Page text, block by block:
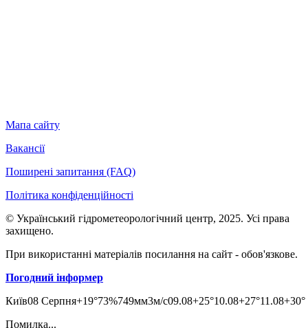
Мапа сайту
Вакансії
Поширені запитання (FAQ)
Політика конфіденційності
© Український гідрометеорологічний центр, 2025. Усі права
захищено.
При використанні матеріалів посилання на сайт - обов'язкове.
Погодний інформер
Київ08 Серпня+19°73%749мм3м/c09.08+25°10.08+27°11.08+30°
Помилка...